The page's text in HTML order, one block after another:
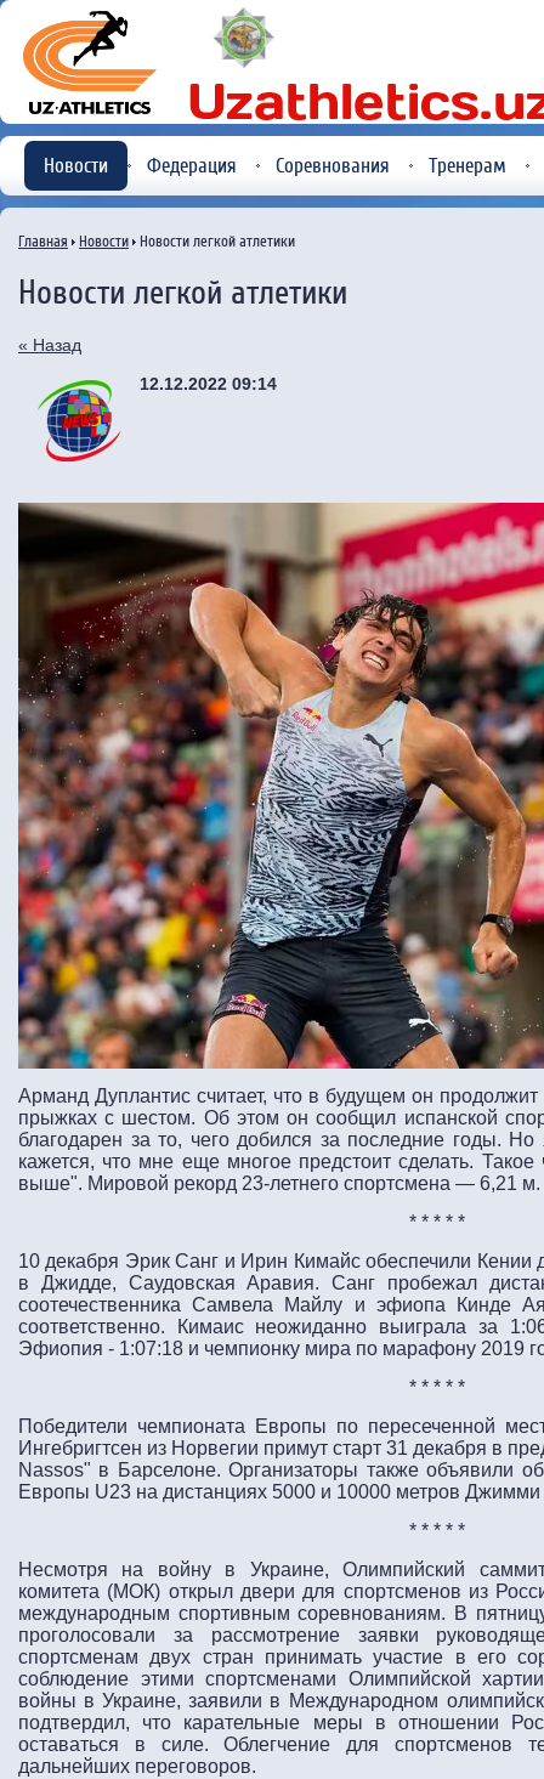
Новости Федерация Соревнования Тренерам
Главная Новости Новости легкой атлетики
Новости легкой атлетики
« Назад
12.12.2022 09:14
Арманд Дуплантис считает, что в будущем он
прыжках с шестом. Об этом он сообщил испанской
благодарен за то, чего добился за последние годы.
кажется, что мне еще многое предстоит сделать.
выше". Мировой рекорд 23-летнего спортсмена — 6,21 м.
* * * * *
10 декабря Эрик Санг и Ирин Кимайс обеспечили
в Джидде, Саудовская Аравия. Санг пробежал
соотечественника Самвела Майлу и эфиопа Кинде
соответственно. Кимаис неожиданно выиграла за
Эфиопия - 1:07:18 и чемпионку мира по марафону 2019
* * * * *
Победители чемпионата Европы по пересеченной
Ингебригтсен из Норвегии примут старт 31 декабря в
Nassos" в Барселоне. Организаторы также объявили
Европы U23 на дистанциях 5000 и 10000 метров
* * * * *
Несмотря на войну в Украине, Олимпийский
комитета (МОК) открыл двери для спортсменов из
международным спортивным соревнованиям. В
проголосовали за рассмотрение заявки
спортсменам двух стран принимать участие в его
соблюдение этими спортсменами Олимпийской
войны в Украине, заявили в Международном
подтвердил, что карательные меры в отношении
оставаться в силе. Облегчение для спортсменов
дальнейших переговоров.